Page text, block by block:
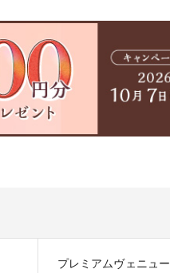
プレミアムヴェニュー